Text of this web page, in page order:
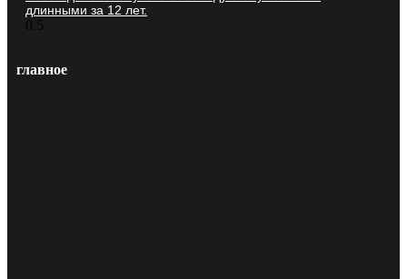
длинными за 12 лет.
главное